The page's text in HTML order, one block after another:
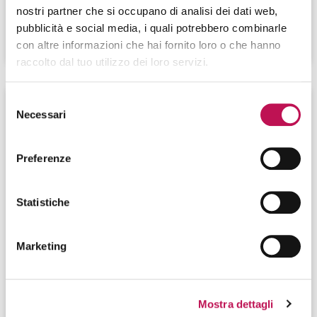
nostri partner che si occupano di analisi dei dati web,
pubblicità e social media, i quali potrebbero combinarle
con altre informazioni che hai fornito loro o che hanno
raccolto dal tuo utilizzo dei loro servizi.
delNecessari
Preferenze
Statistiche
Marketing
Mostra dettagli
digitale all’interno di un’organizzazione.
25.02.2025
Principali task e skill del Business